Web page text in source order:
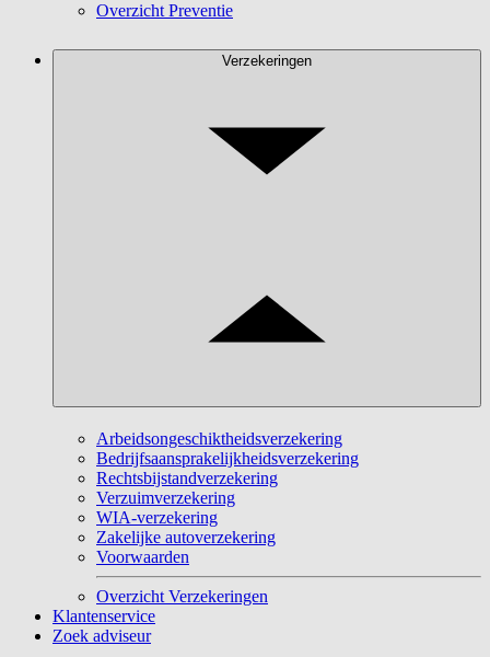
Overzicht Preventie
Verzekeringen
Arbeidsongeschiktheidsverzekering
Bedrijfsaansprakelijkheidsverzekering
Rechtsbijstandverzekering
Verzuimverzekering
WIA-verzekering
Zakelijke autoverzekering
Voorwaarden
Overzicht Verzekeringen
Klantenservice
Zoek adviseur